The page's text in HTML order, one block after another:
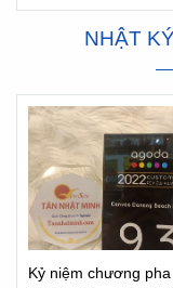
NHẬT
Kỷ niệm chương pha